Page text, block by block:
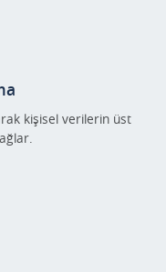
kişisel verilerin üst